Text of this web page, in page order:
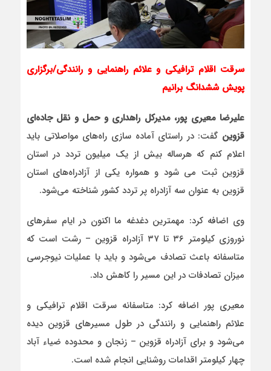
سرقت اقلام ترافیکی و علائم راهنمایی و رانندگی/برگزاری
پویش ششدانگ برانیم
علیرضا معیری پور، مدیرکل راهداری و حمل و نقل جاده‌ای
قزوین گفت: در راستای آماده سازی راه‌های مواصلاتی باید
اعلام کنم که هرساله بیش از یک میلیون تردد در استان
قزوین ثبت می شود و همواره یکی از آزادراه‌های استان
قزوین به عنوان سه آزادراه پر تردد کشور شناخته می‌شود.
وی اضافه کرد: مهمترین دغدغه ما اکنون در ایام سفرهای
نوروزی کیلومتر ۳۶ تا ۳۷ آزادراه قزوین – رشت است که
متاسفانه باعث تصادف می‌شود و باید با عملیات نیوجرسی
میزان تصادفات در این مسیر را کاهش داد.
معیری پور اضافه کرد: متاسفانه سرقت اقلام ترافیکی و
علائم راهنمایی و رانندگی در طول مسیرهای قزوین دیده
می‌شود و برای آزادراه قزوین – زنجان و محدوده ضیاء آباد
چهار کیلومتر اقدامات روشنایی انجام شده است.